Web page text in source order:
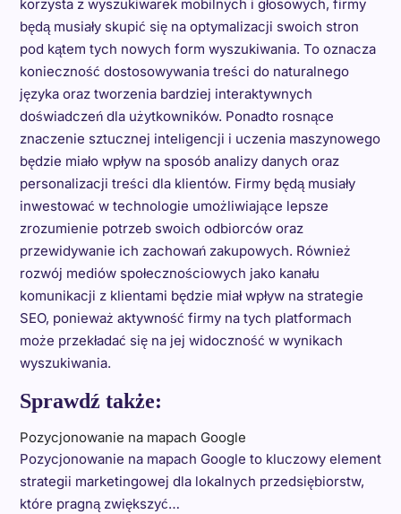
korzysta z wyszukiwarek mobilnych i głosowych, firmy
będą musiały skupić się na optymalizacji swoich stron
pod kątem tych nowych form wyszukiwania. To oznacza
konieczność dostosowywania treści do naturalnego
języka oraz tworzenia bardziej interaktywnych
doświadczeń dla użytkowników. Ponadto rosnące
znaczenie sztucznej inteligencji i uczenia maszynowego
będzie miało wpływ na sposób analizy danych oraz
personalizacji treści dla klientów. Firmy będą musiały
inwestować w technologie umożliwiające lepsze
zrozumienie potrzeb swoich odbiorców oraz
przewidywanie ich zachowań zakupowych. Również
rozwój mediów społecznościowych jako kanału
komunikacji z klientami będzie miał wpływ na strategie
SEO, ponieważ aktywność firmy na tych platformach
może przekładać się na jej widoczność w wynikach
wyszukiwania.
Sprawdź także:
Pozycjonowanie na mapach Google
Pozycjonowanie na mapach Google to kluczowy element
strategii marketingowej dla lokalnych przedsiębiorstw,
które pragną zwiększyć…